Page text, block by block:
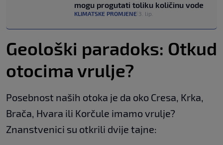
mogu progutati toliku količinu vode
KLIMATSKE PROMJENE 3. lip.
Geološki paradoks: Otkud
otocima vrulje?
Posebnost naših otoka je da oko Cresa, Krka,
Brača, Hvara ili Korčule imamo vrulje?
Znanstvenici su otkrili dvije tajne: